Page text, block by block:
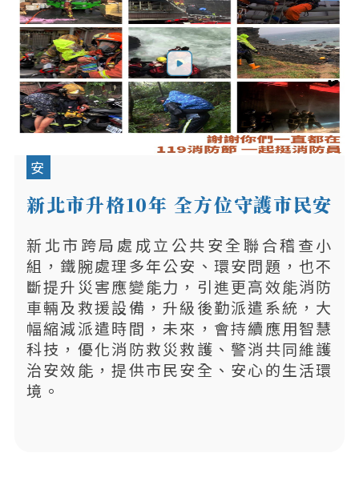
安
新北市升格10年 全方位守護市民安
新北市跨局處成立公共安全聯合稽查小
組，鐵腕處理多年公安、環安問題，也不
斷提升災害應變能力，引進更高效能消防
車輛及救援設備，升級後勤派遣系統，大
幅縮減派遣時間，未來，會持續應用智慧
科技，優化消防救災救護、警消共同維護
治安效能，提供市民安全、安心的生活環
境。